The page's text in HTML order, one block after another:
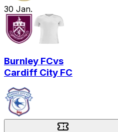
30 Jan.
Burnley FCvs
Cardiff City FC